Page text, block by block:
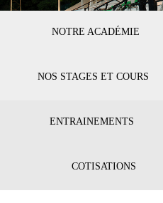
FIRST-NOTRE ACADÉMIE
NOS STAGES ET COURS
SECOND-
ENTRAINEMENTS
COTISATIONS